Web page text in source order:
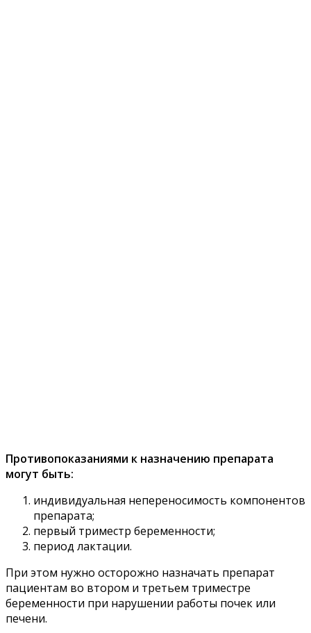
Противопоказаниями к назначению препарата
могут быть:
индивидуальная непереносимость компонентов
препарата;
первый триместр беременности;
период лактации.
При этом нужно осторожно назначать препарат
пациентам во втором и третьем триместре
беременности при нарушении работы почек или
печени.